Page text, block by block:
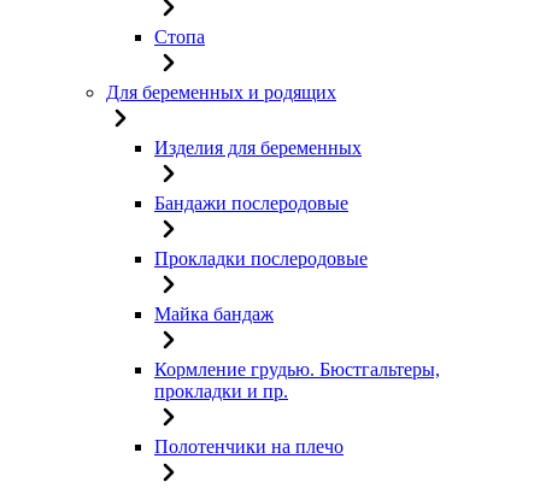
Стопа
Для беременных и родящих
Изделия для беременных
Бандажи послеродовые
Прокладки послеродовые
Майка бандаж
Кормление грудью. Бюстгальтеры,
прокладки и пр.
Полотенчики на плечо